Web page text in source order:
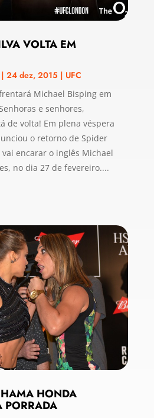
VOLTA EM
24 dez, 2015 | UFC
Michael Bisping em
e senhores,
de volta! Em plena véspera
o retorno de Spider
vai encarar o inglês Michael
no dia 27 de fevereiro....
HONDA
PORRADA